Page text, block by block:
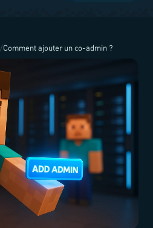
/Comment ajouter un co-admin ?